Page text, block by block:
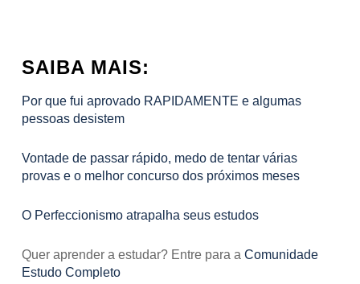
SAIBA MAIS:
Por que fui aprovado RAPIDAMENTE e algumas
pessoas desistem
Vontade de passar rápido, medo de tentar várias
provas e o melhor concurso dos próximos meses
O Perfeccionismo atrapalha seus estudos
Quer aprender a estudar? Entre para a Comunidade
Estudo Completo